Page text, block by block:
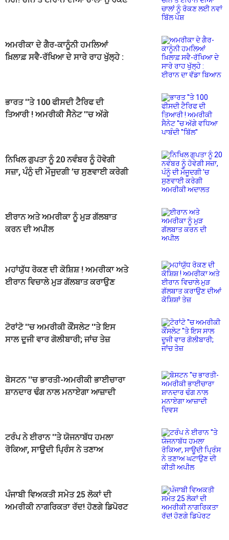
ਅਮਰੀਕਾ ਦੇ ਗੈਰ-ਕਾਨੂੰਨੀ ਹਮਲਿਆਂ
ਖ਼ਿਲਾਫ਼ ਸਵੈ-ਰੱਖਿਆ ਦੇ ਸਾਰੇ ਰਾਹ ਖੁੱਲ੍ਹੇ :
ਭਾਰਤ ''ਤੇ 100 ਫੀਸਦੀ ਟੈਰਿਫ ਦੀ
ਤਿਆਰੀ ! ਅਮਰੀਕੀ ਸੈਨੇਟ ''ਚ ਅੱਗੇ
ਨਿਖਿਲ ਗੁਪਤਾ ਨੂੰ 20 ਨਵੰਬਰ ਨੂੰ ਹੋਵੇਗੀ
ਸਜ਼ਾ, ਪੰਨੂੰ ਦੀ ਮੌਜੂਦਗੀ ’ਚ ਸੁਣਵਾਈ ਕਰੇਗੀ
ਈਰਾਨ ਅਤੇ ਅਮਰੀਕਾ ਨੂੰ ਮੁੜ ਗੱਲਬਾਤ
ਕਰਨ ਦੀ ਅਪੀਲ
ਮਹਾਂਯੁੱਧ ਰੋਕਣ ਦੀ ਕੋਸ਼ਿਸ਼ ! ਅਮਰੀਕਾ ਅਤੇ
ਈਰਾਨ ਵਿਚਾਲੇ ਮੁੜ ਗੱਲਬਾਤ ਕਰਾਉਣ
ਟੋਰਾਂਟੋ ''ਚ ਅਮਰੀਕੀ ਕੌਂਸਲੇਟ ''ਤੇ ਇਸ
ਸਾਲ ਦੂਜੀ ਵਾਰ ਗੋਲੀਬਾਰੀ; ਜਾਂਚ ਤੇਜ਼
ਬੋਸਟਨ ''ਚ ਭਾਰਤੀ-ਅਮਰੀਕੀ ਭਾਈਚਾਰਾ
ਸ਼ਾਨਦਾਰ ਢੰਗ ਨਾਲ ਮਨਾਏਗਾ ਆਜ਼ਾਦੀ
ਟਰੰਪ ਨੇ ਈਰਾਨ ''ਤੇ ਯੋਜਨਾਬੱਧ ਹਮਲਾ
ਰੋਕਿਆ, ਸਾਊਦੀ ਪ੍ਰਿੰਸ ਨੇ ਤਣਾਅ
ਪੰਜਾਬੀ ਵਿਅਕਤੀ ਸਮੇਤ 25 ਲੋਕਾਂ ਦੀ
ਅਮਰੀਕੀ ਨਾਗਰਿਕਤਾ ਰੱਦ! ਹੋਣਗੇ ਡਿਪੋਰਟ